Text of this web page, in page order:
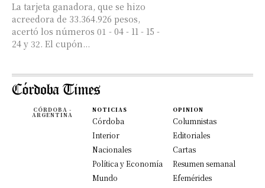
La tarjeta ganadora, que se hizo
acreedora de 33.364.926 pesos,
acertó los números 01 - 04 - 11 - 15 -
24 y 32. El cupón...
CÓRDOBA -
ARGENTINA
NOTICIAS
Córdoba
Interior
Nacionales
Política y Economía
Mundo
OPINION
Columnistas
Editoriales
Cartas
Resumen semanal
Efemérides